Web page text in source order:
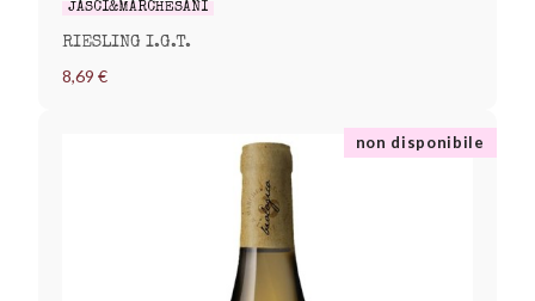
JASCI&MARCHESANI
RIESLING I.G.T.
8,69 €
non disponibile